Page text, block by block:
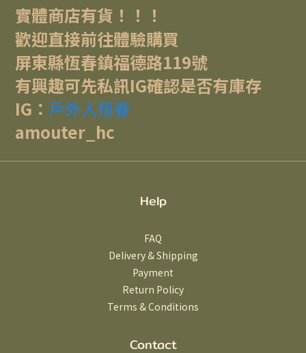
實體商店有貨！！！
歡迎直接前往體驗購買
屏東縣恆春鎮福德路119號
有興趣可先私訊IG確認是否有庫存
IG： 戶外人恆春
amouter_hc
Help
FAQ
Delivery & Shipping
Payment
Return Policy
Terms & Conditions
Contact